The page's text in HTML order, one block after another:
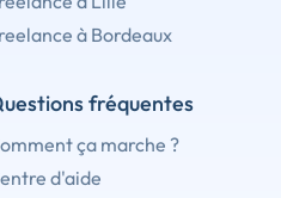
à Bordeaux
fréquentes
ça marche ?
d'aide